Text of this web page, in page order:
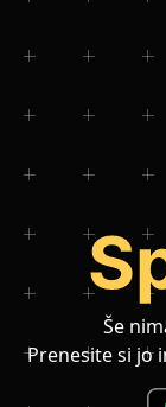
Še
Prenesite si jo